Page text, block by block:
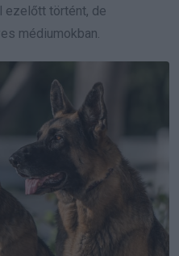
ezelőtt történt, de
médiumokban.